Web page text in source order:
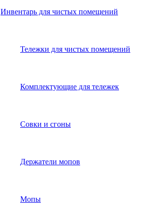
Инвентарь для чистых помещений
Тележки для чистых помещений
Комплектующие для тележек
Совки и сгоны
Держатели мопов
Мопы